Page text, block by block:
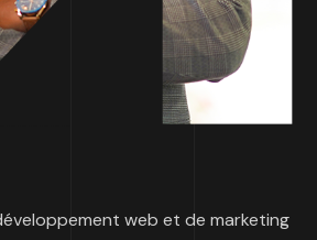
web et de marketing